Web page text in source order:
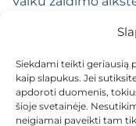
Siekdami teikti geriausią
kaip slapukus. Jei
apdoroti duomenis,
šioje svetainėje.
neigiamai paveikti tam